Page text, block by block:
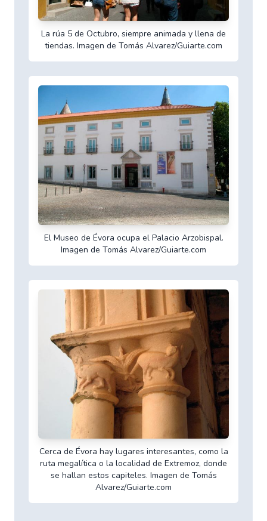
La rúa 5 de Octubro, siempre animada y llena de
tiendas. Imagen de Tomás Alvarez/Guiarte.com
El Museo de Évora ocupa el Palacio Arzobispal.
Imagen de Tomás Alvarez/Guiarte.com
Cerca de Évora hay lugares interesantes, como la
ruta megalítica o la localidad de Extremoz, donde
se hallan estos capiteles. Imagen de Tomás
Alvarez/Guiarte.com